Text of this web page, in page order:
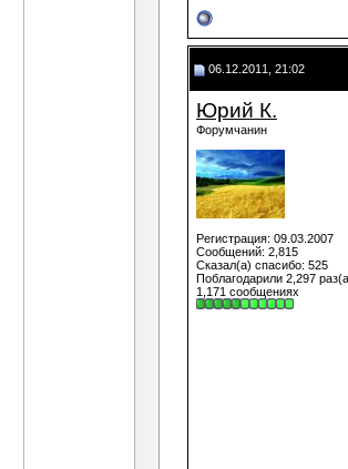
06.12.2011, 21:02
Юрий К.
Форумчанин
Регистрация: 09.03.2007
Сообщений: 2,815
Сказал(а) спасибо: 525
Поблагодарили 2,297
1,171 сообщениях